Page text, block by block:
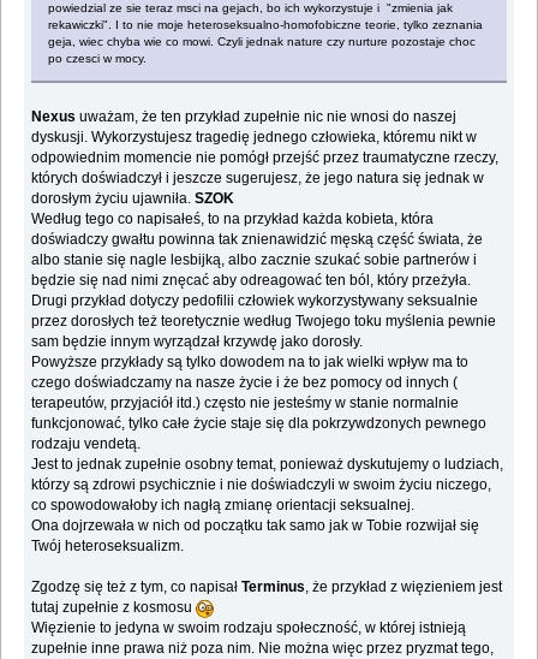
powiedzial ze sie teraz msci na gejach, bo ich wykorzystuje i "zmienia jak
rekawiczki". I to nie moje heteroseksualno-homofobiczne teorie, tylko zeznania
geja, wiec chyba wie co mowi. Czyli jednak nature czy nurture pozostaje choc
po czesci w mocy.
Nexus uważam, że ten przykład zupełnie nic nie wnosi do naszej
dyskusji. Wykorzystujesz tragedię jednego człowieka, któremu nikt w
odpowiednim momencie nie pomógł przejść przez traumatyczne rzeczy,
których doświadczył i jeszcze sugerujesz, że jego natura się jednak w
dorosłym życiu ujawniła.SZOK
Według tego co napisałeś, to na przykład każda kobieta, która
doświadczy gwałtu powinna tak znienawidzić męską część świata, że
albo stanie się nagle lesbijką, albo zacznie szukać sobie partnerów i
będzie się nad nimi znęcać aby odreagować ten ból, który przeżyła.
Drugi przykład dotyczy pedofilii człowiek wykorzystywany seksualnie
przez dorosłych też teoretycznie według Twojego toku myślenia pewnie
sam będzie innym wyrządzał krzywdę jako dorosły.
Powyższe przykłady są tylko dowodem na to jak wielki wpływ ma to
czego doświadczamy na nasze życie i że bez pomocy od innych (
terapeutów, przyjaciół itd.) często nie jesteśmy w stanie normalnie
funkcjonować, tylko całe życie staje się dla pokrzywdzonych pewnego
rodzaju vendetą.
Jest to jednak zupełnie osobny temat, ponieważ dyskutujemy o ludziach,
którzy są zdrowi psychicznie i nie doświadczyli w swoim życiu niczego,
co spowodowałoby ich nagłą zmianę orientacji seksualnej.
Ona dojrzewała w nich od początku tak samo jak w Tobie rozwijał się
Twój heteroseksualizm.
Zgodzę się też z tym, co napisałTerminus, że przykład z więzieniem jest
tutaj zupełnie z kosmosu
Więzienie to jedyna w swoim rodzaju społeczność, w której istnieją
zupełnie inne prawa niż poza nim. Nie można więc przez pryzmat tego,